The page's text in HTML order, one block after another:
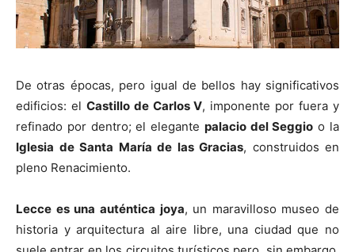
De otras épocas, pero igual de bellos hay significativos
edificios: el Castillo de Carlos V, imponente por fuera y
refinado por dentro; el elegante palacio del Seggio o la
Iglesia de Santa María de las Gracias, construidos en
pleno Renacimiento.
Lecce es una auténtica joya, un maravilloso museo de
historia y arquitectura al aire libre, una ciudad que no